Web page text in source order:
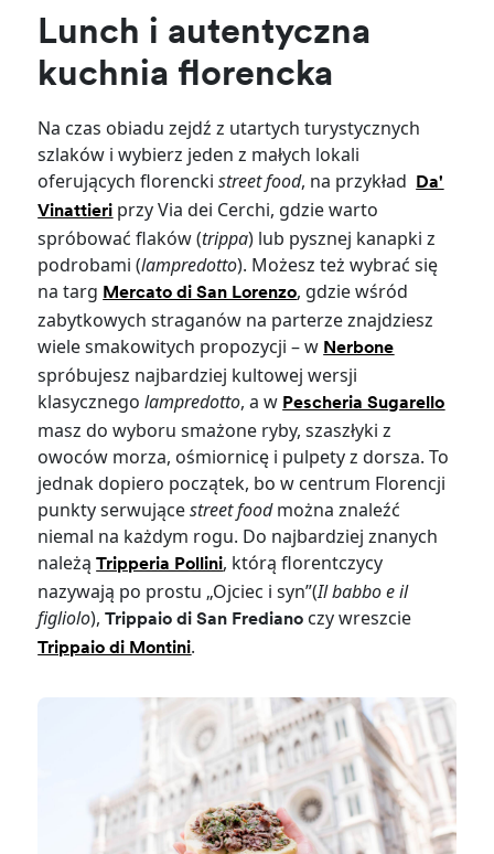
Lunch i autentyczna
kuchnia florencka
Na czas obiadu zejdź z utartych turystycznych
szlaków i wybierz jeden z małych lokali
oferujących florenckistreet food, na przykład
Da'
Vinattieri przy Via dei Cerchi, gdzie warto
spróbować flaków (trippa) lub pysznej kanapki z
podrobami (lampredotto). Możesz też wybrać się
na targ Mercato di San Lorenzo, gdzie wśród
zabytkowych straganów na parterze znajdziesz
wiele smakowitych propozycji – w Nerbone
spróbujesz najbardziej kultowej wersji
klasycznegolampredotto, a w Pescheria Sugarello
masz do wyboru smażone ryby, szaszłyki z
owoców morza, ośmiornicę i pulpety z dorsza. To
jednak dopiero początek, bo w centrum Florencji
punkty serwującestreet foodmożna znaleźć
niemal na każdym rogu. Do najbardziej znanych
należąTripperia Pollini, którą florentczycy
nazywają po prostu „Ojciec i syn”(Il babbo e il
figliolo),Trippaio di San Frediano czy wreszcie
Trippaio di Montini.